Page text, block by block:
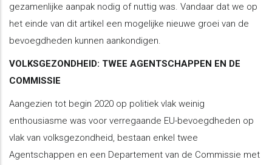
gezamenlijke aanpak nodig of nuttig was. Vandaar dat we op
het einde van dit artikel een mogelijke nieuwe groei van de
bevoegdheden kunnen aankondigen.
VOLKSGEZONDHEID: TWEE AGENTSCHAPPEN EN DE
COMMISSIE
Aangezien tot begin 2020 op politiek vlak weinig
enthousiasme was voor verregaande EU-bevoegdheden op
vlak van volksgezondheid, bestaan enkel twee
Agentschappen en een Departement van de Commissie met